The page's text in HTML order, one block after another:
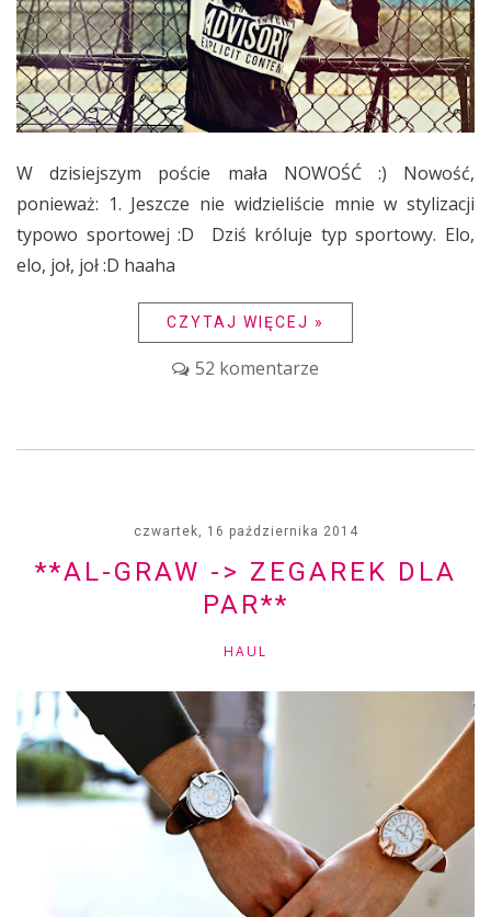
W dzisiejszym poście mała NOWOŚĆ :) Nowość,
ponieważ: 1. Jeszcze nie widzieliście mnie w stylizacji
typowo sportowej :D Dziś króluje typ sportowy. Elo,
elo, joł, joł :D haaha
CZYTAJ WIĘCEJ »
52 komentarze
czwartek, 16 października 2014
**AL-GRAW -> ZEGAREK DLA
PAR**
HAUL